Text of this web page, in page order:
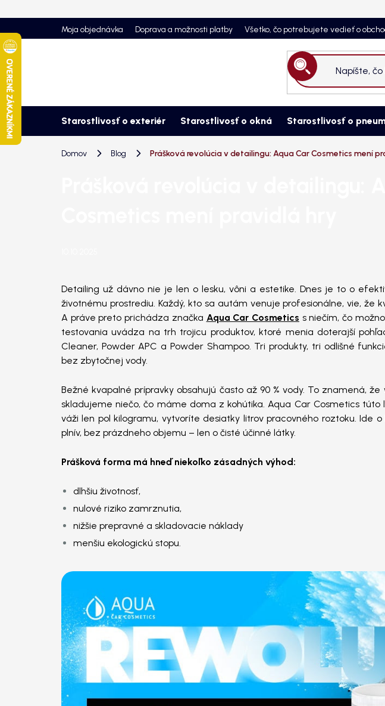
na
obsah
Moja objednávka Doprava a možnosti platby Všetko, čo potrebujete vedieť o
Hľadať
Starostlivosť o exteriér Starostlivosť o okná Starostlivosť o
Domov Blog Prášková revolúcia v detailingu: Aqua Car Cosmetics mení
Detailing už dávno nie je len o lesku, vôni a estetike. Dnes je to o
životnému prostrediu. Každý, kto sa autám venuje profesionálne, vie, že
A práve preto prichádza značka Aqua Car Cosmetics s niečím, čo
testovania uvádza na trh trojicu produktov, ktoré menia doterajší
Cleaner, Powder APC a Powder Shampoo. Tri produkty, tri odlišné
bez zbytočnej vody.
Bežné kvapalné prípravky obsahujú často až 90 % vody. To znamená,
skladujeme niečo, čo máme doma z kohútika. Aqua Car Cosmetics túto
váži len pol kilogramu, vytvoríte desiatky litrov pracovného roztoku. Ide
plnív, bez prázdneho objemu – len o čisté účinné látky.
Prášková forma má hneď niekoľko zásadných výhod:
dlhšiu životnosť,
nulové riziko zamrznutia,
nižšie prepravné a skladovacie náklady
menšiu ekologickú stopu.